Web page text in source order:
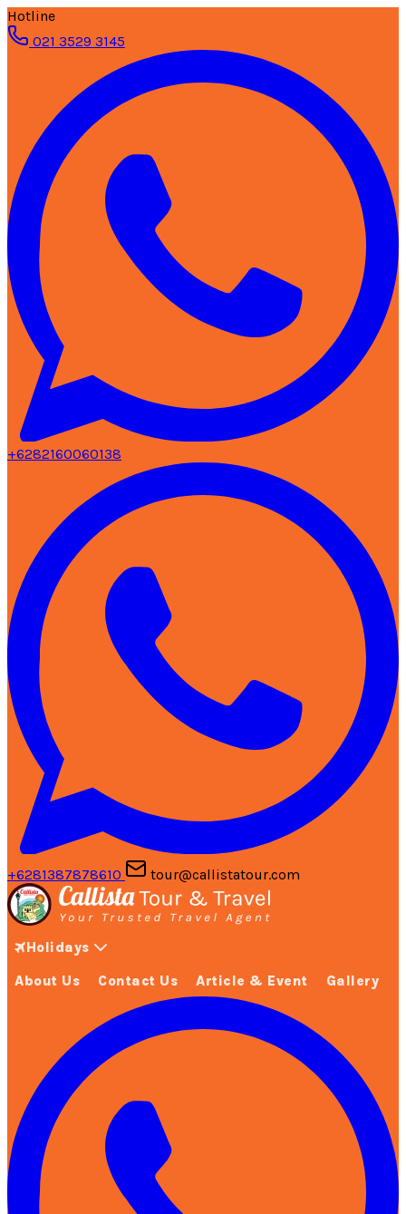
Hotline
021 3529 3145
+6282160060138
+6281387878610 tour@callistatour.com
Holidays
About Us Contact Us Article & Event Gallery